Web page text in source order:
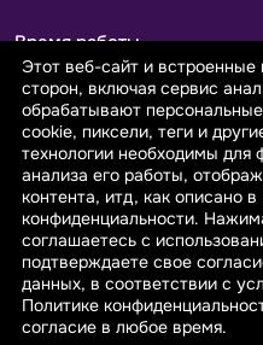
Время работы
Пн-Пт с 9.00 до 18.00
Сб-Вс: выходной
Принимаем к оплате
© 2026 sarafanovo.com -
специализируется на
Этот веб-сайт и встроенные
сторон, включая сервис
обрабатывают
cookie, пиксели, теги и
технологии необходимы для
анализа его работы,
контента, итд, как описано
конфиденциальности.
соглашаетесь с
подтверждаете свое
данных, в соответствии с
Политике
согласие в любое время.